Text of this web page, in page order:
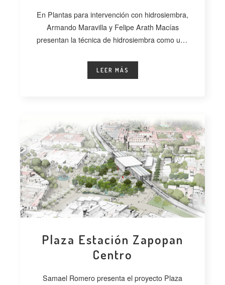
C
O
M
P
A
R
T
I
R
En Plantas para intervención con hidrosiembra,
Armando Maravilla y Felipe Arath Macías
presentan la técnica de hidrosiembra como una
LEER MÁS
Plaza Estación Zapopan
Centro
Samael Romero presenta el proyecto Plaza